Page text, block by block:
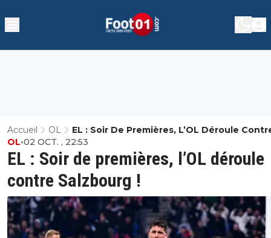
Accueil OL
EL : Soir De Premières, L’OL Déroule
Salzbourg !
EL : Soir de premières, l’OL déroule
contre Salzbourg !
OL•02 OCT. , 22:53